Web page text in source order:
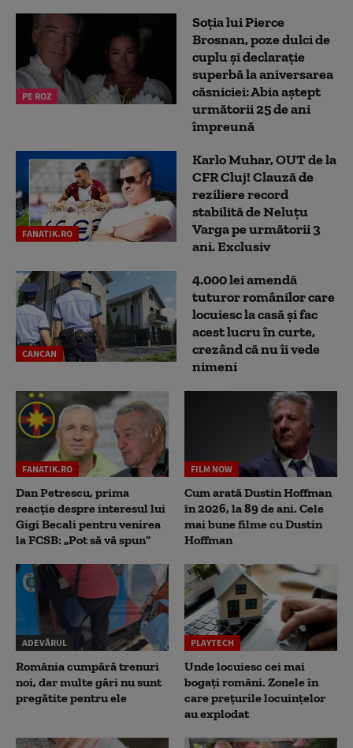
PE ROZ
Soția lui Pierce
Brosnan, poze dulci de
cuplu și declarație
superbă la aniversarea
căsniciei: Abia aștept
următorii 25 de ani
împreună
FANATIK.RO
Karlo Muhar, OUT de la
CFR Cluj! Clauză de
reziliere record
stabilită de Neluțu
Varga pe următorii 3
ani. Exclusiv
CANCAN
4.000 lei amendă
tuturor românilor care
locuiesc la casă și fac
acest lucru în curte,
crezând că nu îi vede
nimeni
FANATIK.RO
Dan Petrescu, prima
reacție despre interesul lui
Gigi Becali pentru venirea
la FCSB: „Pot să vă spun”
FILM NOW
Cum arată Dustin Hoffman
în 2026, la 89 de ani. Cele
mai bune filme cu Dustin
Hoffman
ADEVĂRUL
România cumpără trenuri
noi, dar multe gări nu sunt
pregătite pentru ele
PLAYTECH
Unde locuiesc cei mai
bogați români. Zonele în
care prețurile locuințelor
au explodat